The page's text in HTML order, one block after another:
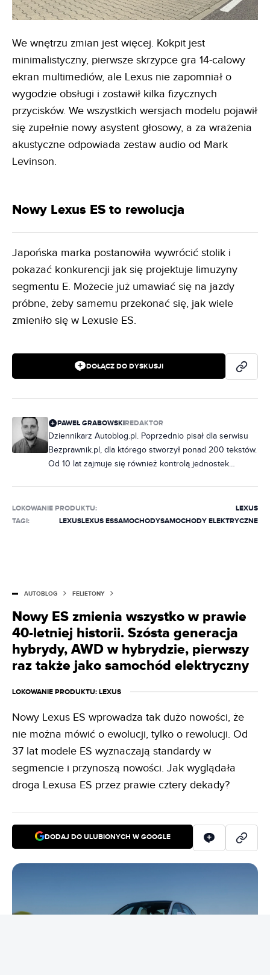
We wnętrzu zmian jest więcej. Kokpit jest
minimalistyczny, pierwsze skrzypce gra 14-calowy
ekran multimediów, ale Lexus nie zapomniał o
wygodzie obsługi i zostawił kilka fizycznych
przycisków. We wszystkich wersjach modelu pojawił
się zupełnie nowy asystent głosowy, a za wrażenia
akustyczne odpowiada zestaw audio od Mark
Levinson.
Nowy Lexus ES to rewolucja
Japońska marka postanowiła wywrócić stolik i
pokazać konkurencji jak się projektuje limuzyny
segmentu E. Możecie już umawiać się na jazdy
próbne, żeby samemu przekonać się, jak wiele
zmieniło się w Lexusie ES.
DOŁĄCZ DO DYSKUSJI
PAWEŁ GRABOWSKIREDAKTOR
Dziennikarz Autoblog.pl. Poprzednio pisał dla serwisu
Bezprawnik.pl, dla którego stworzył ponad 200 tekstów.
Od 10 lat zajmuje się również kontrolą jednostek
październiku 2020 r. Specjalizuje się w zdjęciach
szpiegowskich, wizualizacjach, modelach marki BMW
na dowolny temat. Jeździ ostatnim klasycznym BMW, ale
LOKOWANIE PRODUKTU:
LEXUS
TAGI:
LEXUSLEXUS ESSAMOCHODYSAMOCHODY ELEKTRYCZNE
AUTOBLOG FELIETONY
Nowy ES zmienia wszystko w prawie
40-letniej historii. Szósta generacja
hybrydy, AWD w hybrydzie, pierwszy
raz także jako samochód elektryczny
LOKOWANIE PRODUKTU: LEXUS
Nowy Lexus ES wprowadza tak dużo nowości, że
nie można mówić o ewolucji, tylko o rewolucji. Od
37 lat modele ES wyznaczają standardy w
segmencie i przynoszą nowości. Jak wyglądała
droga Lexusa ES przez prawie cztery dekady?
DODAJ DO ULUBIONYCH W GOOGLE